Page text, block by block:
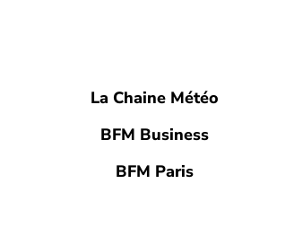
La Chaine Météo
BFM Business
BFM Paris